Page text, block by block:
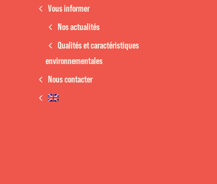
Vous informer
Nos actualités
Qualités et caractéristiques
environnementales
Nous contacter